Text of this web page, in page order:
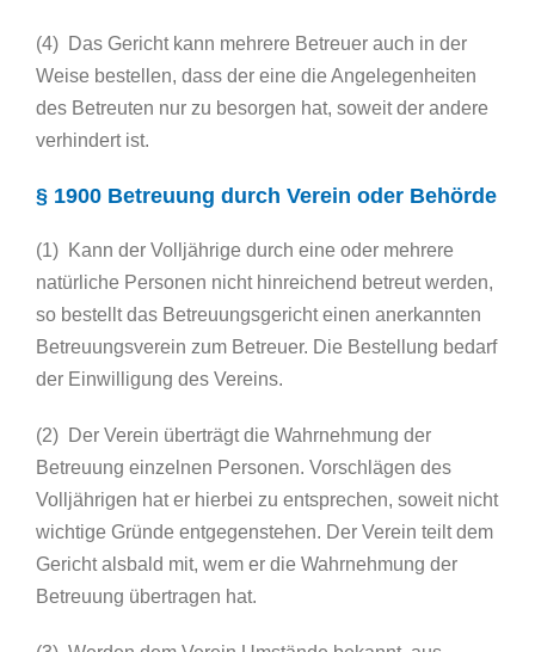
(4) Das Gericht kann mehrere Betreuer auch in der
Weise bestellen, dass der eine die Angelegenheiten
des Betreuten nur zu besorgen hat, soweit der andere
verhindert ist.
§ 1900 Betreuung durch Verein oder Behörde
(1) Kann der Volljährige durch eine oder mehrere
natürliche Personen nicht hinreichend betreut werden,
so bestellt das Betreuungsgericht einen anerkannten
Betreuungsverein zum Betreuer. Die Bestellung bedarf
der Einwilligung des Vereins.
(2) Der Verein überträgt die Wahrnehmung der
Betreuung einzelnen Personen. Vorschlägen des
Volljährigen hat er hierbei zu entsprechen, soweit nicht
wichtige Gründe entgegenstehen. Der Verein teilt dem
Gericht alsbald mit, wem er die Wahrnehmung der
Betreuung übertragen hat.